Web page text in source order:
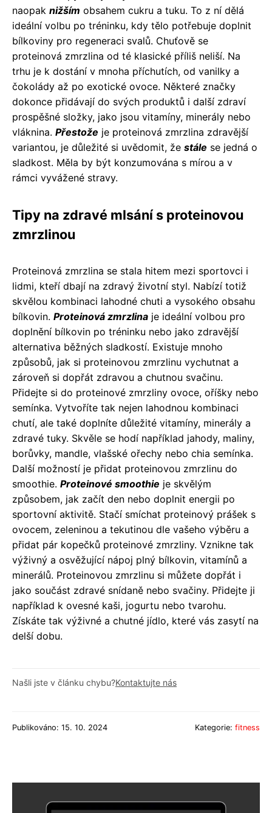
naopak nižším obsahem cukru a tuku. To z ní dělá
ideální volbu po tréninku, kdy tělo potřebuje doplnit
bílkoviny pro regeneraci svalů. Chuťově se
proteinová zmrzlina od té klasické příliš neliší. Na
trhu je k dostání v mnoha příchutích, od vanilky a
čokolády až po exotické ovoce. Některé značky
dokonce přidávají do svých produktů i další zdraví
prospěšné složky, jako jsou vitamíny, minerály nebo
vláknina. Přestože je proteinová zmrzlina zdravější
variantou, je důležité si uvědomit, že stále se jedná o
sladkost. Měla by být konzumována s mírou a v
rámci vyvážené stravy.
Tipy na zdravé mlsání s proteinovou
zmrzlinou
Proteinová zmrzlina se stala hitem mezi sportovci i
lidmi, kteří dbají na zdravý životní styl. Nabízí totiž
skvělou kombinaci lahodné chuti a vysokého obsahu
bílkovin. Proteinová zmrzlina je ideální volbou pro
doplnění bílkovin po tréninku nebo jako zdravější
alternativa běžných sladkostí. Existuje mnoho
způsobů, jak si proteinovou zmrzlinu vychutnat a
zároveň si dopřát zdravou a chutnou svačinu.
Přidejte si do proteinové zmrzliny ovoce, oříšky nebo
semínka. Vytvoříte tak nejen lahodnou kombinaci
chutí, ale také doplníte důležité vitamíny, minerály a
zdravé tuky. Skvěle se hodí například jahody, maliny,
borůvky, mandle, vlašské ořechy nebo chia semínka.
Další možností je přidat proteinovou zmrzlinu do
smoothie. Proteinové smoothie je skvělým
způsobem, jak začít den nebo doplnit energii po
sportovní aktivitě. Stačí smíchat proteinový prášek s
ovocem, zeleninou a tekutinou dle vašeho výběru a
přidat pár kopečků proteinové zmrzliny. Vznikne tak
výživný a osvěžující nápoj plný bílkovin, vitamínů a
minerálů. Proteinovou zmrzlinu si můžete dopřát i
jako součást zdravé snídaně nebo svačiny. Přidejte ji
například k ovesné kaši, jogurtu nebo tvarohu.
Získáte tak výživné a chutné jídlo, které vás zasytí na
delší dobu.
Našli jste v článku chybu?Kontaktujte nás
Publikováno: 15. 10. 2024 Kategorie: fitness